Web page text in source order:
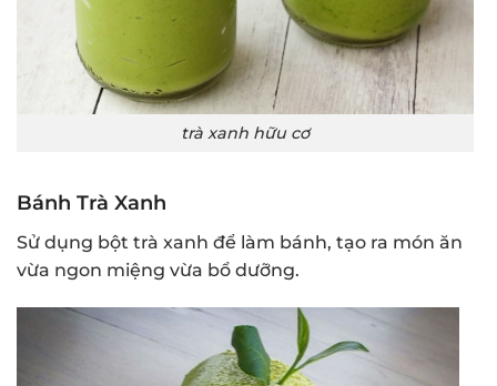
trà xanh hữu cơ
Bánh Trà Xanh
Sử dụng bột trà xanh để làm bánh, tạo ra món ăn
vừa ngon miệng vừa bổ dưỡng.